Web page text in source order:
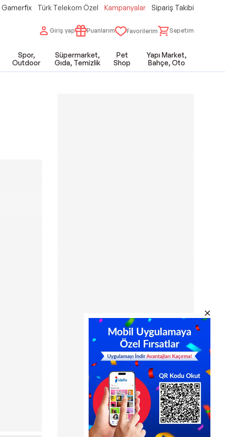
Gamerfix Türk Telekom Özel Kampanyalar Sipariş Takibi
Giriş yap Puanlarım Favorilerim Sepetim
Spor,
Outdoor
Süpermarket,
Gıda, Temizlik
Pet
Shop
Yapı Market,
Bahçe, Oto